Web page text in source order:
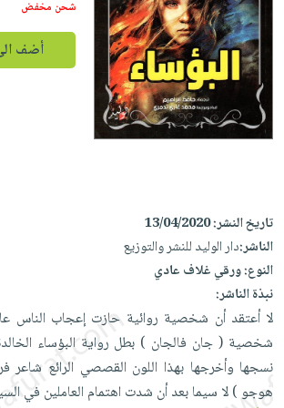
إختياراتنا
كتب
أكاديمية
صندوق
القراءة
iKitab
بلا
حدود
أسئلة
يتكرر
على
Android
تحميل
iKitab
على
Apple
أسئلة
يتكرر
طرحها
تحميل
masmu3
على
masmu3
على
Apple
المواضيع
الأكثر
مبيعاً
وسائل
تعليمية
جوائز
تعليمية
الصحة
والعناية
الشخصية
جديد
العناية
الشخصية
العناية
وتصفيف
الشعر
العناية
بالجسم
المطبخ
والسفرة
جديد
الكل
أواني
الطهي
أدوات
الهدايا
أقسام
شحن مخفض
أضف
تاريخ النشر:13/04/2020
الناشر:دار الوليد للنشر والتوزيع
النوع:ورقي غلاف عادي
نبذة الناشر:
لا أعتقد أن شخصية روائية حازت إعجاب الناس
شخصية ( جان فالجان ) بطل رواية البؤساء
نسجها وأخرجها بهذا اللون القصصي الرائع شاعر
هوجو ) لا سيما بعد أن شدت اهتمام العاملين في